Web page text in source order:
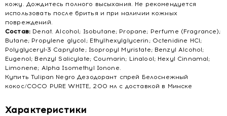
кожу. Дождитесь полного высыхания. Не рекомендуется
использовать после бритья и при наличии кожных
повреждений.
Состав: Denat. Alcohol; Isobutane; Propane; Perfume (Fragrance);
Butane; Propylene glycol; Ethylhexylglycerin; Octenidine HCl;
Polyglyceryl-3 Caprylate; Isopropyl Myristate; Benzyl Alcohol;
Eugenol; Benzyl Salicylate; Coumarin; Linalool; Hexyl Cinnamal;
Limonene; Alpha Isomethyl Ionone.
Купить Tulipan Negro Дезодорант спрей Белоснежный
кокос/COCO PURE WHITE, 200 мл с доставкой в Минске
Характеристики